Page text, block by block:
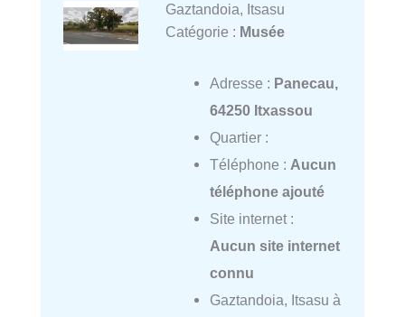
Gaztandoia, Itsasu
Catégorie : Musée
Adresse : Panecau,
64250 Itxassou
Quartier :
Téléphone : Aucun
téléphone ajouté
Site internet :
Aucun site internet
connu
Gaztandoia, Itsasu à